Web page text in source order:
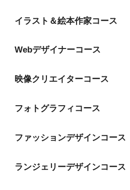
イラスト＆絵本作家コース
Webデザイナーコース
映像クリエイターコース
フォトグラフィコース
ファッションデザインコース
ランジェリーデザインコース